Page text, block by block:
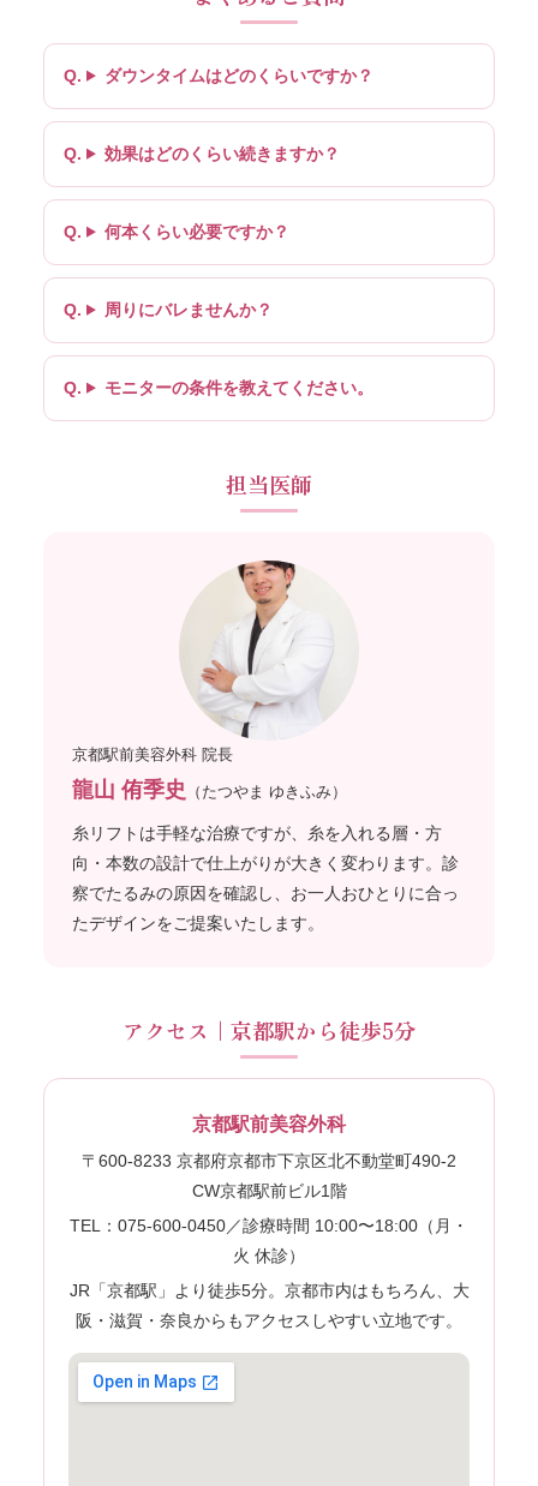
ダウンタイムはどのくらいですか？
効果はどのくらい続きますか？
何本くらい必要ですか？
周りにバレませんか？
モニターの条件を教えてください。
担当医師
京都駅前美容外科 院長
龍山 侑季史 （たつやま ゆきふみ）
糸リフトは手軽な治療ですが、糸を入れる層・方
向・本数の設計で仕上がりが大きく変わります。診
察でたるみの原因を確認し、お一人おひとりに合っ
たデザインをご提案いたします。
アクセス｜京都駅から徒歩5分
京都駅前美容外科
〒600-8233 京都府京都市下京区北不動堂町490-2
CW京都駅前ビル1階
TEL：075-600-0450／診療時間 10:00〜18:00（月・
火 休診）
JR「京都駅」より徒歩5分。京都市内はもちろん、大
阪・滋賀・奈良からもアクセスしやすい立地です。